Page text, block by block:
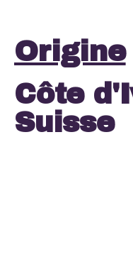
Origine
Côte
Suisse